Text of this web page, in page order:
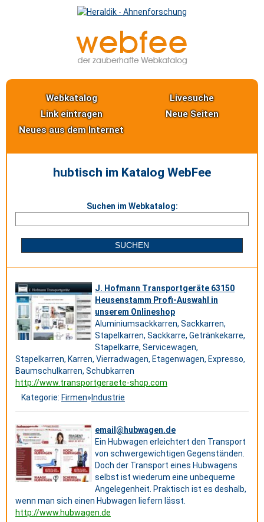
Webkatalog
Livesuche
Link eintragen
Neue Seiten
Neues aus dem Internet
hubtisch im Katalog WebFee
Suchen im Webkatalog:
J. Hofmann Transportgeräte 63150
Heusenstamm Profi-Auswahl in
unserem Onlineshop
Aluminiumsackkarren, Sackkarren,
Stapelkarren, Sackkarre, Getränkekarre,
Stapelkarre, Servicewagen,
Stapelkarren, Karren, Vierradwagen, Etagenwagen, Expresso,
Baumschulkarren, Schubkarren
http://www.transportgeraete-shop.com
Kategorie: Firmen» Industrie
email@hubwagen.de
Ein Hubwagen erleichtert den Transport
von schwergewichtigen Gegenständen.
Doch der Transport eines Hubwagens
selbst ist wiederum eine unbequeme
Angelegenheit. Praktisch ist es deshalb,
wenn man sich einen Hubwagen liefern lässt.
http://www.hubwagen.de